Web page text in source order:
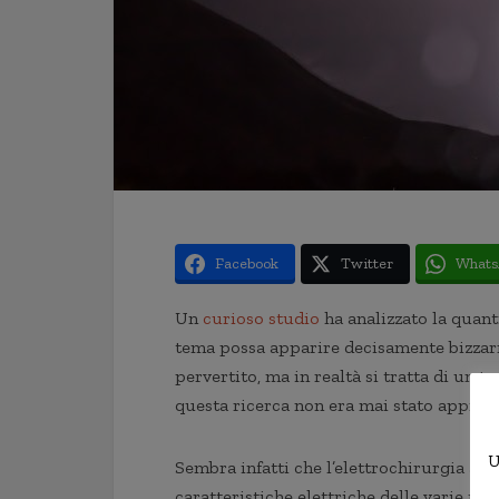
Facebook Twitter
Un curioso studio ha analizzato la
tema possa apparire decisamente
pervertito, ma in realtà si tratta di un
questa ricerca non era mai stato
Sembra infatti che l’elettrochirurgia al